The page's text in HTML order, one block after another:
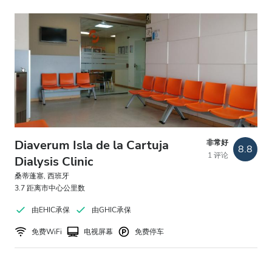
Diaverum Isla de la Cartuja
Dialysis Clinic
桑蒂蓬塞, 西班牙
3.7 距离市中心公里数
非常好
1 评论
8.8
由EHIC承保 由GHIC承保
免费WiFi 电视屏幕 免费停车